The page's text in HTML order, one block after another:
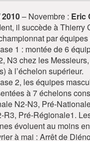
2010– Novembre : Eric
il succède à Thierry
par
1 : montée de 6
N3 chez les
à l’échelon supérieur.
2, les équipes
à 7 échelons
N2-N3, Pré-
R3, Pré-Régionale1.
évoluent au moins
à mai : Arrêt de